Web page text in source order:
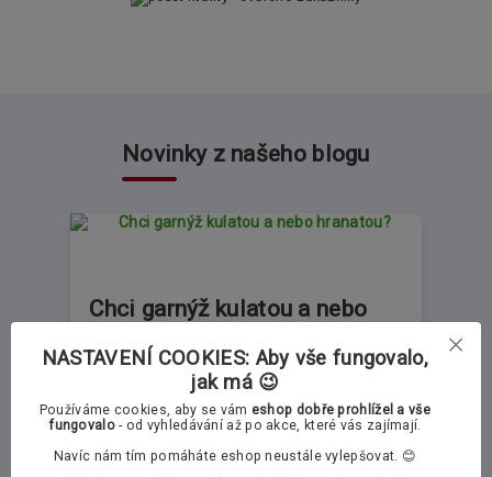
Novinky z našeho blogu
Chci garnýž kulatou a nebo
hranatou?
Pokud stále nemáte jasno, kdy a za jakých
okolnosti zvolit kulatou či hranatou garnýž
obav může jedno... číst celé
NASTAVENÍ COOKIES: Aby vše fungovalo,
jak má 😉
Používáme cookies, aby se vám eshop dobře prohlížel a vše
fungovalo- od vyhledávání až po akce, které vás zajímají.
Navíc nám tím pomáháte eshop neustále vylepšovat. 😊